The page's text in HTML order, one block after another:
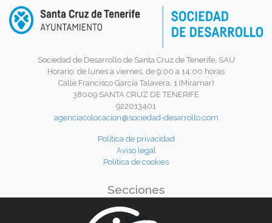
Sociedad de Desarrollo de Santa Cruz de Tenerife, SAU
Horario: de lunes a viernes, de 9:00 a 14:00 horas
Calle Francisco García Talavera, 1 (Miramar)
38009 SANTA CRUZ DE TENERIFE
922013401
agenciacolocacion@sociedad-desarrollo.com
Política de privacidad
Aviso legal
Política de cookies
Secciones
Inicio